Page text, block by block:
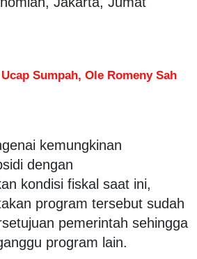
Sumpah, Ole Romeny Sah
kemungkinan
dengan
kondisi fiskal saat ini,
program tersebut sudah
pemerintah sehingga
program lain.